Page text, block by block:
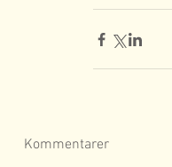
Kommentarer